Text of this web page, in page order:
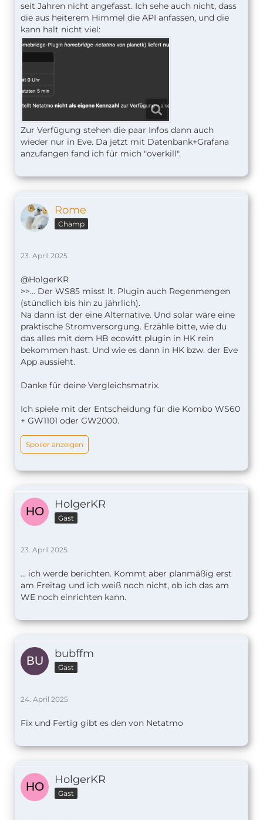
seit Jahren nicht angefasst. Ich sehe auch nicht, dass
die aus heiterem Himmel die API anfassen, und die
kann halt nicht viel:
Zur Verfügung stehen die paar Infos dann auch
wieder nur in Eve. Da jetzt mit Datenbank+Grafana
anzufangen fand ich für mich "overkill".
Rome
Champ
23. April 2025
@HolgerKR
>>... Der WS85 misst lt. Plugin auch Regenmengen
(stündlich bis hin zu jährlich).
Na dann ist der eine Alternative. Und solar wäre eine
praktische Stromversorgung. Erzähle bitte, wie du
das alles mit dem HB ecowitt plugin in HK rein
bekommen hast. Und wie es dann in HK bzw. der Eve
App aussieht.
Danke für deine Vergleichsmatrix.
Ich spiele mit der Entscheidung für die Kombo WS60
+ GW1101 oder GW2000.
Spoiler anzeigen
HolgerKR
Gast
23. April 2025
... ich werde berichten. Kommt aber planmäßig erst
am Freitag und ich weiß noch nicht, ob ich das am
WE noch einrichten kann.
bubffm
Gast
24. April 2025
Fix und Fertig gibt es den von Netatmo
HolgerKR
Gast